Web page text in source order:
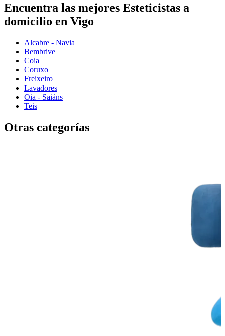
Encuentra las mejores Esteticistas a
domicilio en Vigo
Alcabre - Navia
Bembrive
Coia
Coruxo
Freixeiro
Lavadores
Oia - Saiáns
Teis
Otras categorías